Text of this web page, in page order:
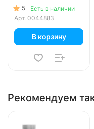
стекло, 12 шт. в уп.
5
Есть в наличии
Арт. 0044883
В корзину
Рекомендуем